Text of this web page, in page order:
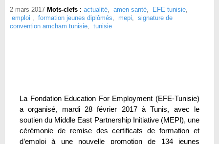
2 mars 2017 Mots-clefs : actualité, amen santé, EFE tunisie,
emploi , formation jeunes diplômés, mepi, signature de
convention amcham tunisie, tunisie
La Fondation Education For Employment (EFE-Tunisie)
a organisé, mardi 28 février 2017 à Tunis, avec le
soutien du Middle East Partnership Initiative (MEPI), une
cérémonie de remise des certificats de formation et
d’emploi à une nouvelle promotion de 134 jeunes